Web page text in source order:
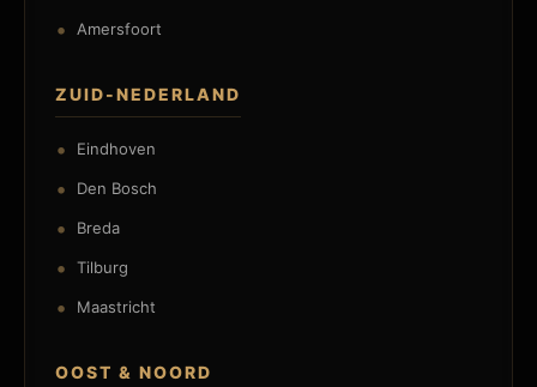
Amersfoort
ZUID-NEDERLAND
Eindhoven
Den Bosch
Breda
Tilburg
Maastricht
OOST & NOORD